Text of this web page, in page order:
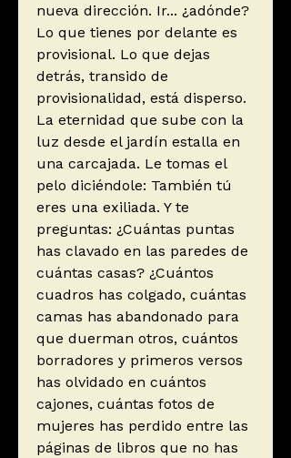
nueva dirección. Ir... ¿adónde?
Lo que tienes por delante es
provisional. Lo que dejas
detrás, transido de
provisionalidad, está disperso.
La eternidad que sube con la
luz desde el jardín estalla en
una carcajada. Le tomas el
pelo diciéndole: También tú
eres una exiliada. Y te
preguntas: ¿Cuántas puntas
has clavado en las paredes de
cuántas casas? ¿Cuántos
cuadros has colgado, cuántas
camas has abandonado para
que duerman otros, cuántos
borradores y primeros versos
has olvidado en cuántos
cajones, cuántas fotos de
mujeres has perdido entre las
páginas de libros que no has